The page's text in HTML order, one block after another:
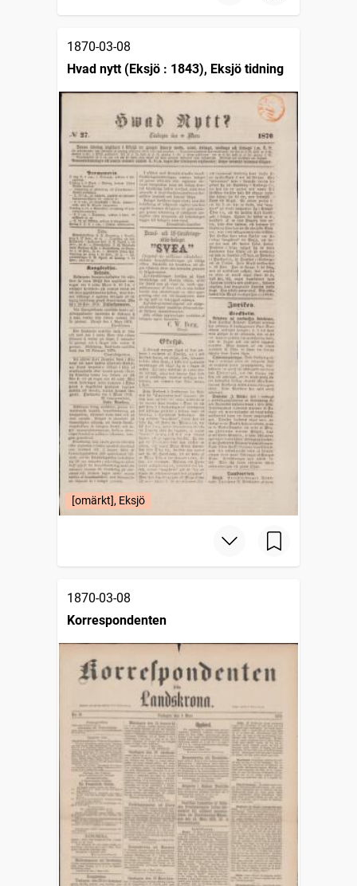
1870-03-08
Hvad nytt (Eksjö : 1843), Eksjö tidning
[omärkt], Eksjö
1870-03-08
Korrespondenten